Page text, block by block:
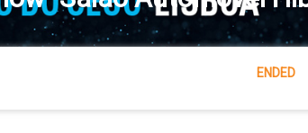
ENDED